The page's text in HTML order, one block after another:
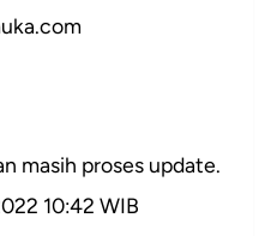
masih proses update.
10:42 WIB